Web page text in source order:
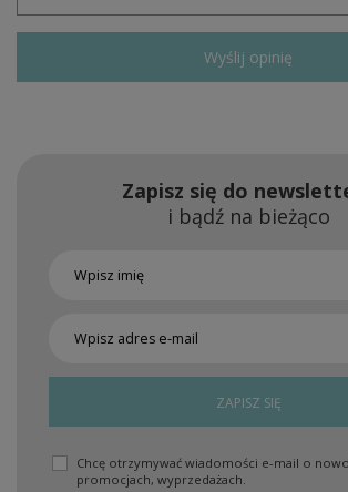
Wyślij opinię
Zapisz się do
i bądź na bieżąco
ZAPISZ SIĘ
Chcę otrzymywać wiadomości e-mail o
promocjach, wyprzedażach.